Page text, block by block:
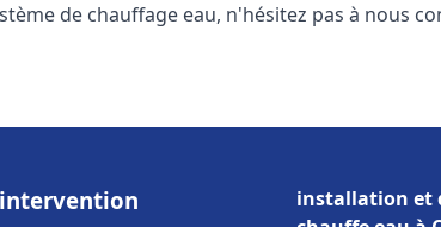
de chauffage eau, n'hésitez pas à nous
installation et